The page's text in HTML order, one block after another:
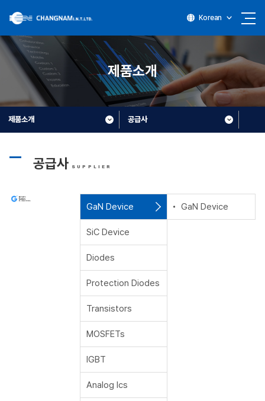
Korean
제품소개
제품소개 공급사
공급사 SUPPLIER
GaN Device
SiC Device
Diodes
Protection Diodes
Transistors
MOSFETs
IGBT
Analog Ics
GaN Device